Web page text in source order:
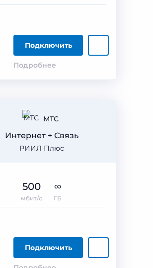
Подключить
Подробнее
МТС
РИИЛ Плюс
Интернет + Связь
Подключить
500
мбит/с
∞
ГБ